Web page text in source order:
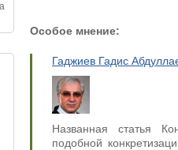
Особое мнение:
Гаджиев Гадис
Названная статья
подобной